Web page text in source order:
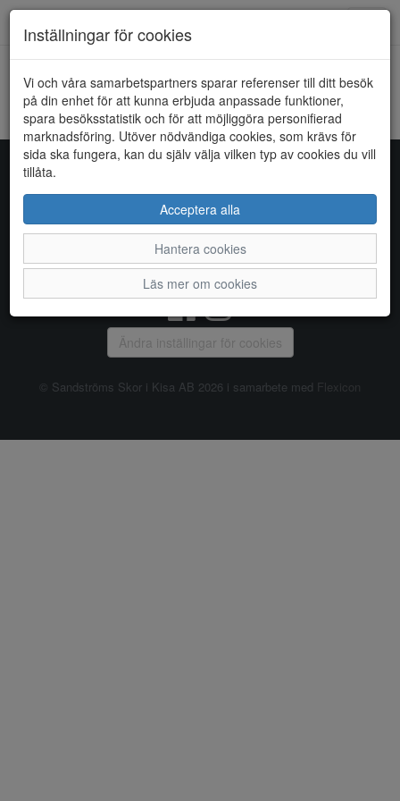
HEM SUPERSOFT
Kunde inte hitta några artiklar...
Inställningar för cookies
Vi och våra samarbetspartners sparar referenser till ditt besök
på din enhet för att kunna erbjuda anpassade funktioner,
spara besöksstatistik och för att möjliggöra personifierad
marknadsföring. Utöver nödvändiga cookies, som krävs för
sida ska fungera, kan du själv välja vilken typ av cookies du vill
tillåta.
Acceptera alla
Hantera cookies
Läs mer om cookies
Sandströms Skor i Kisa AB
Storgatan 14, 590 38 KISA, Telefon:
| Om oss Kontakta oss
Ändra inställingar för cookies
© Sandströms Skor i Kisa AB 2026 i samarbete med Flexicon